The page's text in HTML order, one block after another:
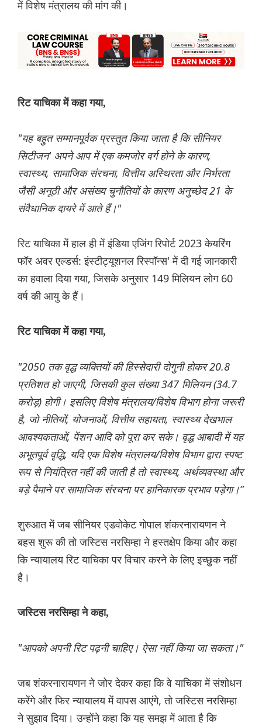
में विशेष मंत्रालय की मांग की।
रिट याचिका में कहा गया,
"यह बहुत सम्मानपूर्वक प्रस्तुत किया जाता है कि सीनियर
सिटीजन' अपने आप में एक कमजोर वर्ग होने के कारण,
स्वास्थ्य, सामाजिक संरचना, वित्तीय अस्थिरता और निर्भरता
जैसी अनूठी और असंख्य चुनौतियों के कारण अनुच्छेद 21 के
संवैधानिक दायरे में आते हैं।"
रिट याचिका में हाल ही में इंडिया एजिंग रिपोर्ट 2023 केयरिंग
फॉर अवर एल्डर्स: इंस्टीट्यूशनल रिस्पॉन्स' में दी गई जानकारी
का हवाला दिया गया, जिसके अनुसार 149 मिलियन लोग 60
वर्ष की आयु के हैं।
रिट याचिका में कहा गया,
"2050 तक वृद्ध व्यक्तियों की हिस्सेदारी दोगुनी होकर 20.8
प्रतिशत हो जाएगी, जिसकी कुल संख्या 347 मिलियन (34.7
करोड़) होगी। इसलिए विशेष मंत्रालय/विशेष विभाग होना जरूरी
है, जो नीतियों, योजनाओं, वित्तीय सहायता, स्वास्थ्य देखभाल
आवश्यकताओं, पेंशन आदि को पूरा कर सके। वृद्ध आबादी में यह
अभूतपूर्व वृद्धि, यदि एक विशेष मंत्रालय/विशेष विभाग द्वारा स्पष्ट
रूप से नियंत्रित नहीं की जाती है तो स्वास्थ्य, अर्थव्यवस्था और
बड़े पैमाने पर सामाजिक संरचना पर हानिकारक प्रभाव पड़ेगा।”
शुरुआत में जब सीनियर एडवोकेट गोपाल शंकरनारायणन ने
बहस शुरू की तो जस्टिस नरसिम्हा ने हस्तक्षेप किया और कहा
कि न्यायालय रिट याचिका पर विचार करने के लिए इच्छुक नहीं
है।
जस्टिस नरसिम्हा ने कहा,
"आपको अपनी रिट पढ़नी चाहिए। ऐसा नहीं किया जा सकता।"
जब शंकरनारायणन ने जोर देकर कहा कि वे याचिका में संशोधन
करेंगे और फिर न्यायालय में वापस आएंगे, तो जस्टिस नरसिम्हा
ने सुझाव दिया। उन्होंने कहा कि यह समझ में आता है कि